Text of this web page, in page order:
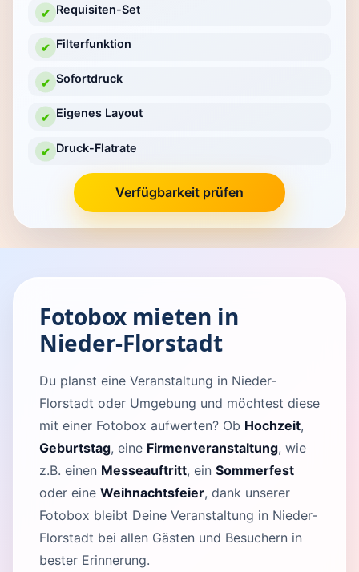
✔ Requisiten-Set
✔ Filterfunktion
✔ Sofortdruck
✔ Eigenes Layout
✔ Druck-Flatrate
Verfügbarkeit prüfen
Fotobox mieten in
Nieder-Florstadt
Du planst eine Veranstaltung in Nieder-
Florstadt oder Umgebung und möchtest diese
mit einer Fotobox aufwerten? Ob Hochzeit,
Geburtstag, eine Firmenveranstaltung, wie
z.B. einen Messeauftritt, ein Sommerfest
oder eine Weihnachtsfeier, dank unserer
Fotobox bleibt Deine Veranstaltung in Nieder-
Florstadt bei allen Gästen und Besuchern in
bester Erinnerung.